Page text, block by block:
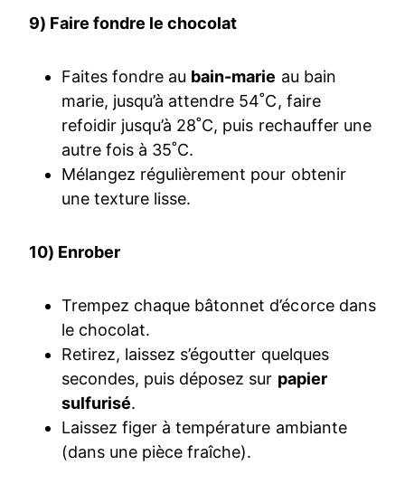
9) Faire fondre le chocolat
Faites fondre au bain-marie au bain
marie, jusqu’à attendre 54˚C, faire
refoidir jusqu’à 28˚C, puis rechauffer une
autre fois à 35˚C.
Mélangez régulièrement pour obtenir
une texture lisse.
10) Enrober
Trempez chaque bâtonnet d’écorce dans
le chocolat.
Retirez, laissez s’égoutter quelques
secondes, puis déposez sur papier
sulfurisé.
Laissez figer à température ambiante
(dans une pièce fraîche).